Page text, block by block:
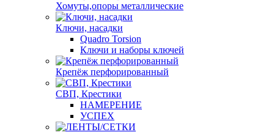
Хомуты,опоры металлические
Ключи, насадки
Quadro Torsion
Ключи и наборы ключей
Крепёж перфорированный
СВП, Крестики
НАМЕРЕНИЕ
УСПЕХ